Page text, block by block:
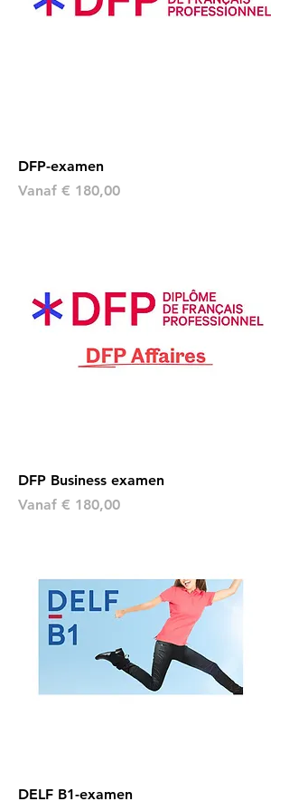
DFP-examen
Vanaf € 180,00
Verkoopprijs
DFP Business examen
Vanaf € 180,00
Verkoopprijs
DELF B1-examen